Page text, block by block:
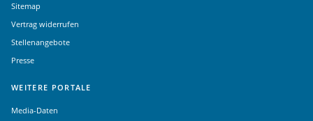
Sitemap
Vertrag widerrufen
Stellenangebote
Presse
WEITERE PORTALE
Media-Daten